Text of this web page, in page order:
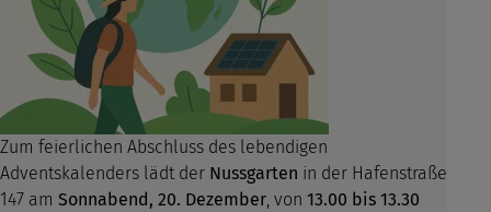
Zum feierlichen Abschluss des lebendigen
Adventskalenders lädt der Nussgarten in der Hafenstraße
147 am Sonnabend, 20. Dezember, von 13.00 bis 13.30